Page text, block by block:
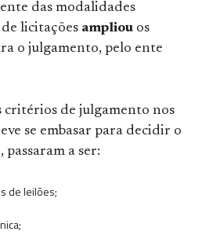
das modalidades
licitações ampliou os
o julgamento, pelo ente
critérios de julgamento nos
se embasar para decidir o
a ser:
de leilões;